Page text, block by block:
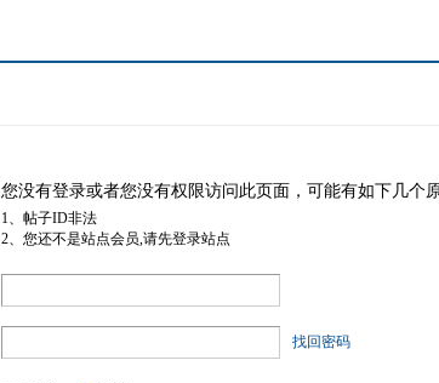
您没有登录或者您没有权限访问此页面，可能有如下几个
1、帖子ID非法
2、您还不是站点会员,请先登录站点
找回密码